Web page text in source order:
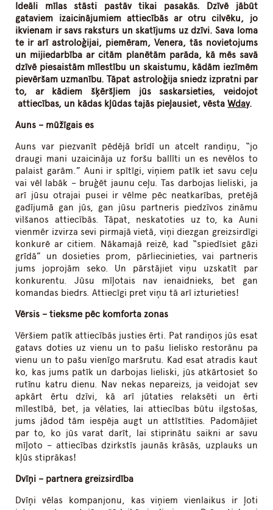
Ideāli mīlas stāsti pastāv tikai pasakās. Dzīvē jābūt
gataviem izaicinājumiem attiecībās ar otru cilvēku, jo
ikvienam ir savs raksturs un skatījums uz dzīvi. Sava loma
te ir arī astroloģijai, piemēram, Venera, tās novietojums
un mijiedarbība ar citām planētām parāda, kā mēs savā
dzīvē piesaistām mīlestību un skaistumu, kādām iezīmēm
pievēršam uzmanību. Tāpat astroloģija sniedz izpratni par
to, ar kādiem šķēršļiem jūs saskarsieties, veidojot
attiecības, un kādas kļūdas tajās pieļausiet, vēstaWday.
Auns – mūžīgais es
Auns var piezvanīt pēdējā brīdī un atcelt randiņu, “jo
draugi mani uzaicināja uz foršu ballīti un es nevēlos to
palaist garām.” Auni ir spītīgi, viņiem patīk iet savu ceļu
vai vēl labāk – bruģēt jaunu ceļu. Tas darbojas lieliski, ja
arī jūsu otrajai pusei ir vēlme pēc neatkarības, pretējā
gadījumā gan jūs, gan jūsu partneris piedzīvos zināmu
vilšanos attiecībās. Tāpat, neskatoties uz to, ka Auni
vienmēr izvirza sevi pirmajā vietā, viņi diezgan greizsirdīgi
konkurē ar citiem. Nākamajā reizē, kad “spiedīsiet gāzi
grīdā” un dosieties prom, pārliecinieties, vai partneris
jums joprojām seko. Un pārstājiet viņu uzskatīt par
konkurentu. Jūsu mīļotais nav ienaidnieks, bet gan
komandas biedrs. Attiecīgi pret viņu tā arī izturieties!
Vērsis – tieksme pēc komforta zonas
Vēršiem patīk attiecībās justies ērti. Pat randiņos jūs esat
gatavs doties uz vienu un to pašu lielisko restorānu pa
vienu un to pašu vienīgo maršrutu. Kad esat atradis kaut
ko, kas jums patīk un darbojas lieliski, jūs atkārtosiet šo
rutīnu katru dienu. Nav nekas nepareizs, ja veidojat sev
apkārt ērtu dzīvi, kā arī jūtaties relaksēti un ērti
mīlestībā, bet, ja vēlaties, lai attiecības būtu ilgstošas,
jums jādod tām iespēja augt un attīstīties. Padomājiet
par to, ko jūs varat darīt, lai stiprinātu saikni ar savu
mīļoto – attiecības dzirkstīs jaunās krāsās, uzplauks un
kļūs stiprākas!
Dvīņi – partnera greizsirdība
Dvīņi vēlas kompanjonu, kas viņiem vienlaikus ir ļoti